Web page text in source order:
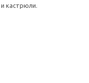
кастрюли.